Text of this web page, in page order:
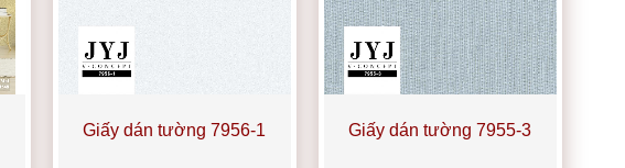
Giấy dán tường 7956-1 Giấy dán tường 7955-3